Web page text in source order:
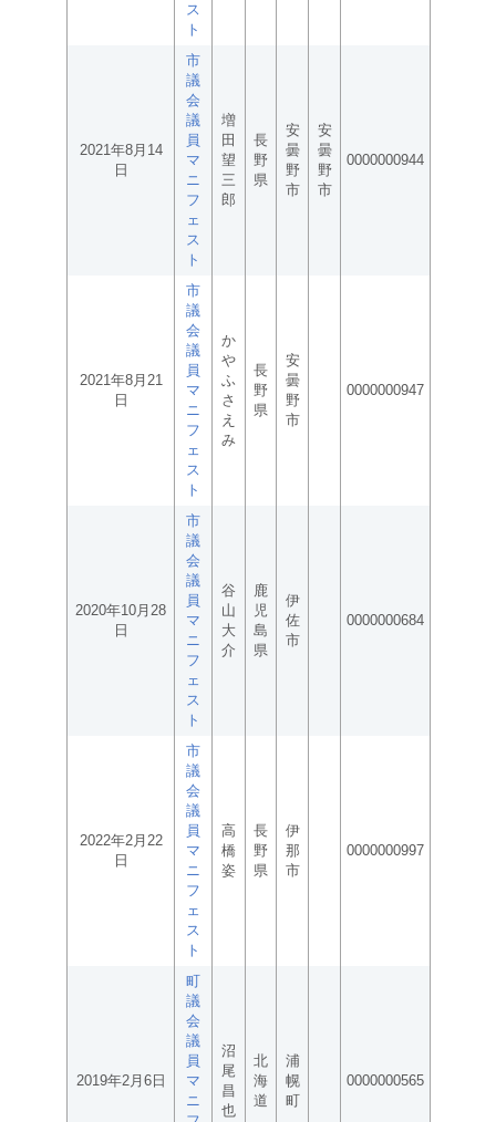
ス
ト
2021年8月14
日
市
議
会
議
員
マ
ニ
フ
ェ
ス
ト
増
田
望
三
郎
長
野
県
安
曇
野
市
安
曇
野
市
0000000944
2021年8月21
日
市
議
会
議
員
マ
ニ
フ
ェ
ス
ト
か
や
ふ
さ
え
み
長
野
県
安
曇
野
市
0000000947
2020年10月28
日
市
議
会
議
員
マ
ニ
フ
ェ
ス
ト
谷
山
大
介
鹿
児
島
県
伊
佐
市
0000000684
2022年2月22
日
市
議
会
議
員
マ
ニ
フ
ェ
ス
ト
高
橋
姿
長
野
県
伊
那
市
0000000997
2019年2月6日
町
議
会
議
員
マ
ニ
沼
尾
昌
也
北
海
道
浦
幌
町
0000000565